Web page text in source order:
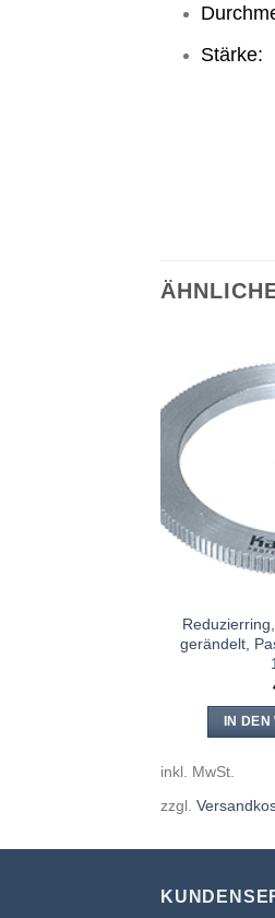
Stärke:
gerändelt,
IN
inkl. MwSt.
zzgl.